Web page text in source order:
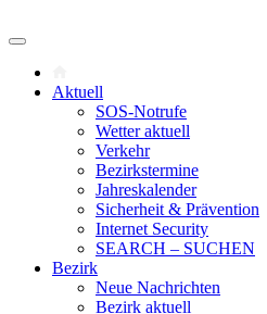
Aktuell
SOS-Notrufe
Wetter aktuell
Verkehr
Bezirkstermine
Jahreskalender
Sicherheit & Prävention
Internet Security
SEARCH – SUCHEN
Bezirk
Neue Nachrichten
Bezirk aktuell